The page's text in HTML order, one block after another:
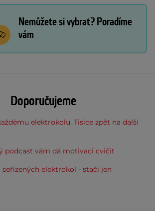
Nemůžete si vybrat? Poradíme
vám
Doporučujeme
elektrokolu. Tisíce zpět na další
podcast vám dá motivaci cvičit
seřízených elektrokol - stačí jen